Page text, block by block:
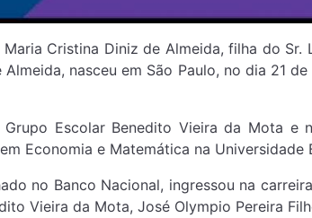
Cristina Diniz de Almeida, filha do Sr.
nasceu em São Paulo, no dia 21
Escolar Benedito Vieira da Mota e
Economia e Matemática na
no Banco Nacional, ingressou na
Vieira da Mota, José Olympio Pereira